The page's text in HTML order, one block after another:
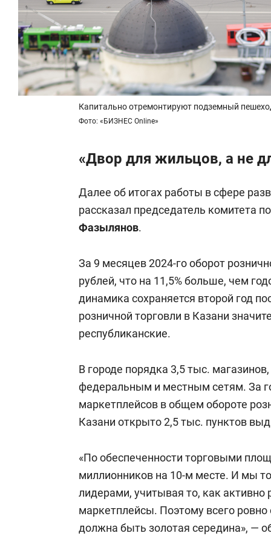
Капитально отремонтируют подземный
Фото: «БИЗНЕС Online»
«Двор для жильцов, а не
Далее об итогах работы в сфере
рассказал председатель комитета
Фазылянов.
За 9 месяцев 2024-го оборот
рублей, что на 11,5% больше, чем
динамика сохраняется второй год
розничной торговли в Казани
республиканские.
В городе порядка 3,5 тыс.
федеральным и местным сетям. За
маркетплейсов в общем обороте
Казани открыто 2,5 тыс. пунктов
«По обеспеченности торговыми
миллионников на 10-м месте. И мы
лидерами, учитывая то, как активно
маркетплейсы. Поэтому всего
должна быть золотая середина», —